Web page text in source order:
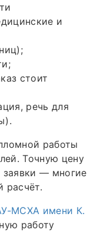
и
стоит
речь для
работы
Точную цену
заявки — многие
расчёт.
МСХА имени К.
работу